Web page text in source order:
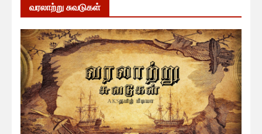
வரலாற்று சுவடுகள்